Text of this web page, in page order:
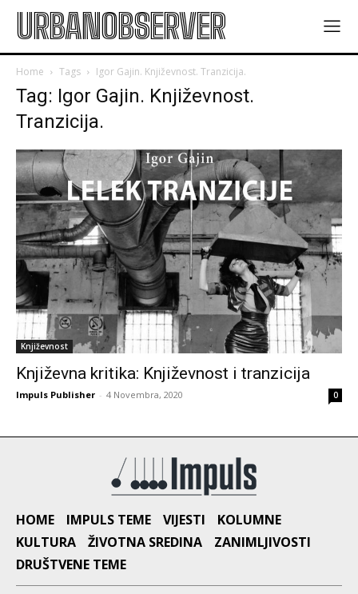
URBANOBSERVER
Home Tags Igor Gajin. Književnost. Tranzicija.
Tag: Igor Gajin. Književnost.
Tranzicija.
Književnost
Književna kritika: Književnost i tranzicija
Impuls Publisher - 4 Novembra, 2020 0
HOME IMPULS TEME VIJESTI
KOLUMNE
KULTURA
ŽIVOTNA SREDINA
ZANIMLJIVOSTI
DRUŠTVENE TEME